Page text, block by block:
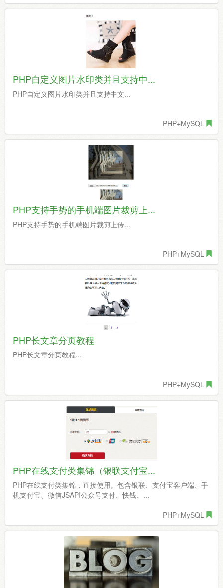
PHP自定义图片水印类并且支持中...
PHP自定义图片水印类并且支持中文...
PHP+MySQL
PHP支持手势的手机端图片裁剪上...
PHP支持手势的手机端图片裁剪上传...
PHP+MySQL
PHP长文章分页教程
PHP长文章分页教程...
PHP+MySQL
PHP在线支付类集锦（银联支付宝...
PHP在线支付类集锦，直接使用。包含银联、支付宝客户端、手
机支付宝、微信JSAPI公众号支付、快钱、...
PHP+MySQL